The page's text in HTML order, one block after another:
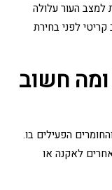
למצב העור עלולה
לפני בחירת
ומה חשוב
הפעילים בו.
לאקנה או